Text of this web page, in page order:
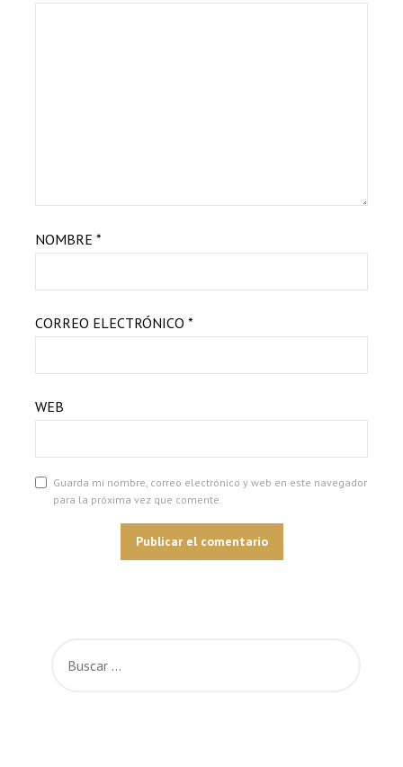
NOMBRE *
CORREO ELECTRÓNICO *
WEB
Guarda mi nombre, correo electrónico y web en este navegador
para la próxima vez que comente.